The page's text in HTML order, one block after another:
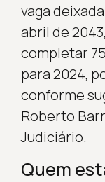
vaga
abril de
completar
para 2024,
conforme
Roberto
Judiciário.
Quem